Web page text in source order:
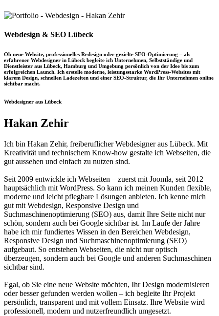
Webdesign & SEO Lübeck
Ob neue Website, professionelles Redesign oder gezielte SEO-Optimierung – als
erfahrener Webdesigner in Lübeck begleite ich Unternehmen, Selbstständige und
Dienstleister aus Lübeck, Hamburg und Umgebung persönlich von der Idee bis zum
erfolgreichen Launch. Ich erstelle moderne, leistungsstarke WordPress-Websites mit
klarem Design, schnellen Ladezeiten und einer SEO-Struktur, die Ihr Unternehmen online
sichtbar macht.
Webdesigner aus Lübeck
Hakan Zehir
Ich bin Hakan Zehir, freiberuflicher Webdesigner aus Lübeck. Mit
Kreativität und technischem Know-how gestalte ich Webseiten, die
gut aussehen und einfach zu nutzen sind.
Seit 2009 entwickle ich Webseiten – zuerst mit Joomla, seit 2012
hauptsächlich mit WordPress. So kann ich meinen Kunden flexible,
moderne und leicht pflegbare Lösungen anbieten. Ich kenne mich
gut mit Webdesign, Responsive Design und
Suchmaschinenoptimierung (SEO) aus, damit Ihre Seite nicht nur
schön, sondern auch bei Google sichtbar ist. Im Laufe der Jahre
habe ich mir fundiertes Wissen in den Bereichen Webdesign,
Responsive Design und Suchmaschinenoptimierung (SEO)
aufgebaut. So entstehen Webseiten, die nicht nur optisch
überzeugen, sondern auch bei Google und anderen Suchmaschinen
sichtbar sind.
Egal, ob Sie eine neue Website möchten, Ihr Design modernisieren
oder besser gefunden werden wollen – ich begleite Ihr Projekt
persönlich, transparent und mit vollem Einsatz. Ihre Website wird
professionell, modern und nutzerfreundlich umgesetzt.